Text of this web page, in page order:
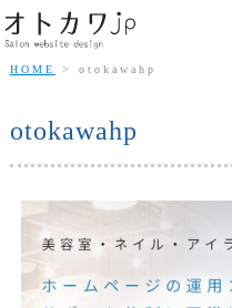
HOME otokawahp
otokawahp